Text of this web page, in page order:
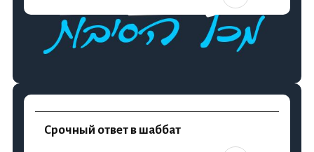
Срочный ответ в шаббат